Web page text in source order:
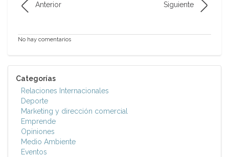
Anterior Siguiente
No hay comentarios
Categorías
Relaciones Internacionales
Deporte
Marketing y dirección comercial
Emprende
Opiniones
Medio Ambiente
Eventos